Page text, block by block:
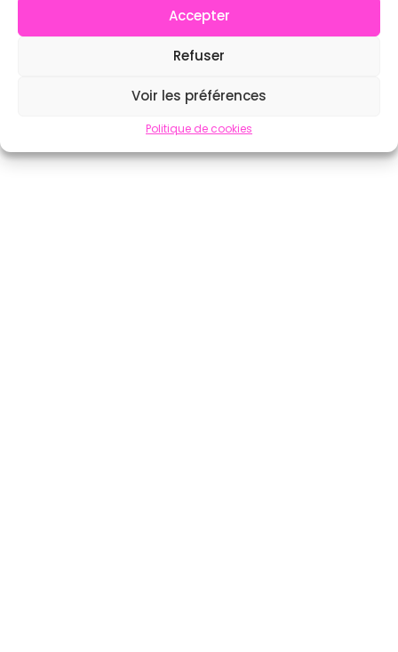
Accepter
Refuser
Voir les préférences
Politique de cookies